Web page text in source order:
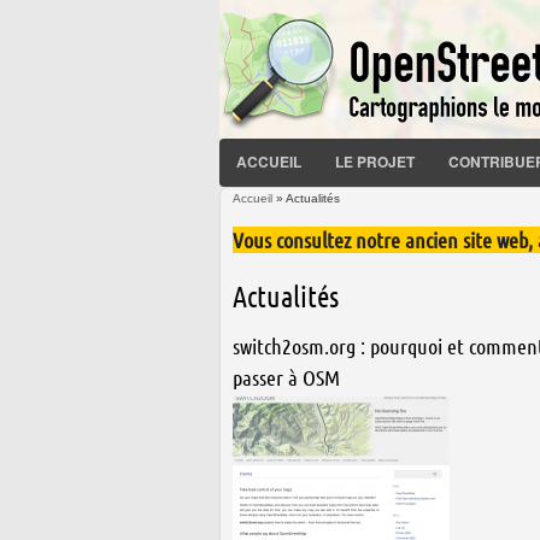
ACCUEIL LE PROJET
Vous êtes ici
Accueil » Actualités
Vous consultez notre ancien site
Actualités
switch2osm.org : pourquoi et
passer à OSM
Pages